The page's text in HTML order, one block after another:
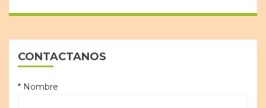
CONTACTANOS
* Nombre